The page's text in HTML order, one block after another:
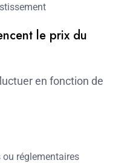
le prix du
en fonction de
réglementaires